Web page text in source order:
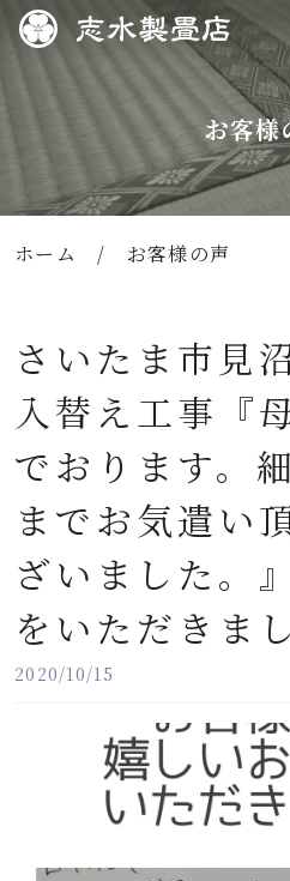
お客様
ホーム / お客様の声
さいたま市見
入替え工事『
でおります。
までお気遣い
ざいました。
をいただきま
2020/10/15